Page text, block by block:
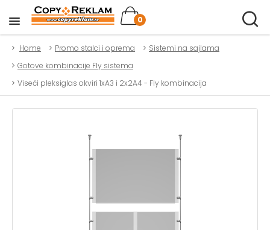
0
Home Promo stalci i oprema
Sistemi na sajlama
Gotove kombinacije Fly sistema
Viseći pleksiglas okviri 1xA3 i 2x2A4 - Fly kombinacija